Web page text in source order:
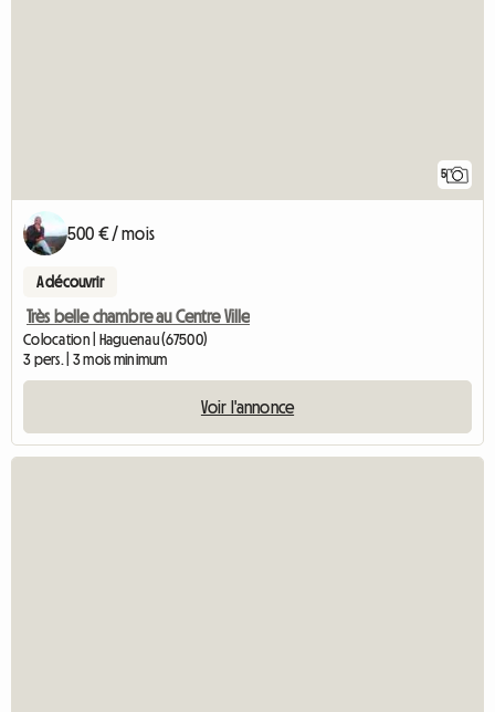
5
500 € / mois
A découvrir
Très belle chambre au Centre Ville
Colocation | Haguenau (67500)
3 pers. | 3 mois minimum
Voir l'annonce